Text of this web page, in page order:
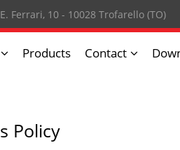
Ferrari, 10 - 10028 Trofarello (TO)
Products Contact
Policy